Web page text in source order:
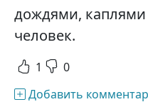
дождями,
человек.
1 0
Добавить